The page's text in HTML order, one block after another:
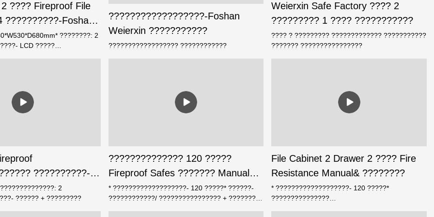
???? Fireproof File
??????????-Foshan
????????: 2
LCD ?????
manual lock
?????????
??????????????????-Foshan
Weierxin ???????????
?????????????????? ????????????
Weierxin Safe Factory ???? 2
????????? 1 ???? ???????????
???? ? ????????? ????????????? ???????????
??????? ????????????????
??????????-
???????????
2
?????? + ?????????
?????????????? 120 ?????
Fireproof Safes ??????? Manual
?????&????????????????
* ???????????????????- 120 ?????* ??????-
????????????/ ???????????????? + ????????*
File Cabinet 2 Drawer 2 ???? Fire
Resistance Manual& ????????
* ???????????????????- 120 ?????*
???????????????